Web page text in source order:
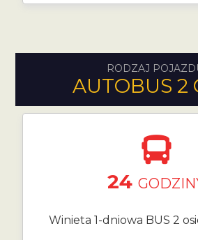
RODZAJ
AUTOBUS 2
24
Winieta 1-dniowa BUS 2